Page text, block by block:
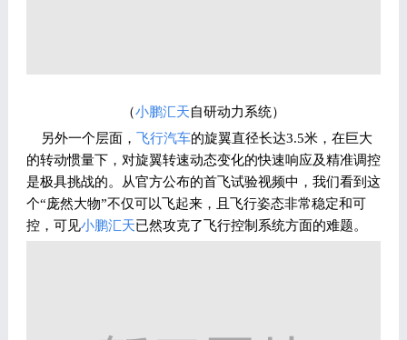
（小鹏汇天自研动力系统）
另外一个层面， 飞行汽车的旋翼直径长达3.5米，在巨大
的转动惯量下，对旋翼转速动态变化的快速响应及精准调控
是极具挑战的。从官方公布的首飞试验视频中，我们看到这
个“庞然大物”不仅可以飞起来，且飞行姿态非常稳定和可
控，可见小鹏汇天已然攻克了飞行控制系统方面的难题。